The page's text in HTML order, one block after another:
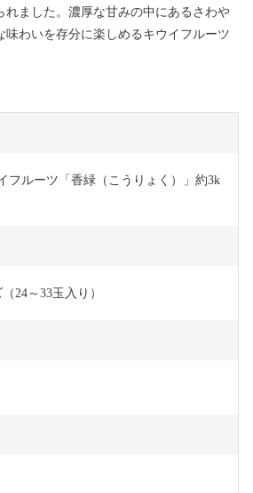
れました。濃厚な甘みの中にあるさわや
味わいを存分に楽しめるキウイフルーツ
。
フルーツ「香緑（こうりょく）」約3k
24～33玉入り）